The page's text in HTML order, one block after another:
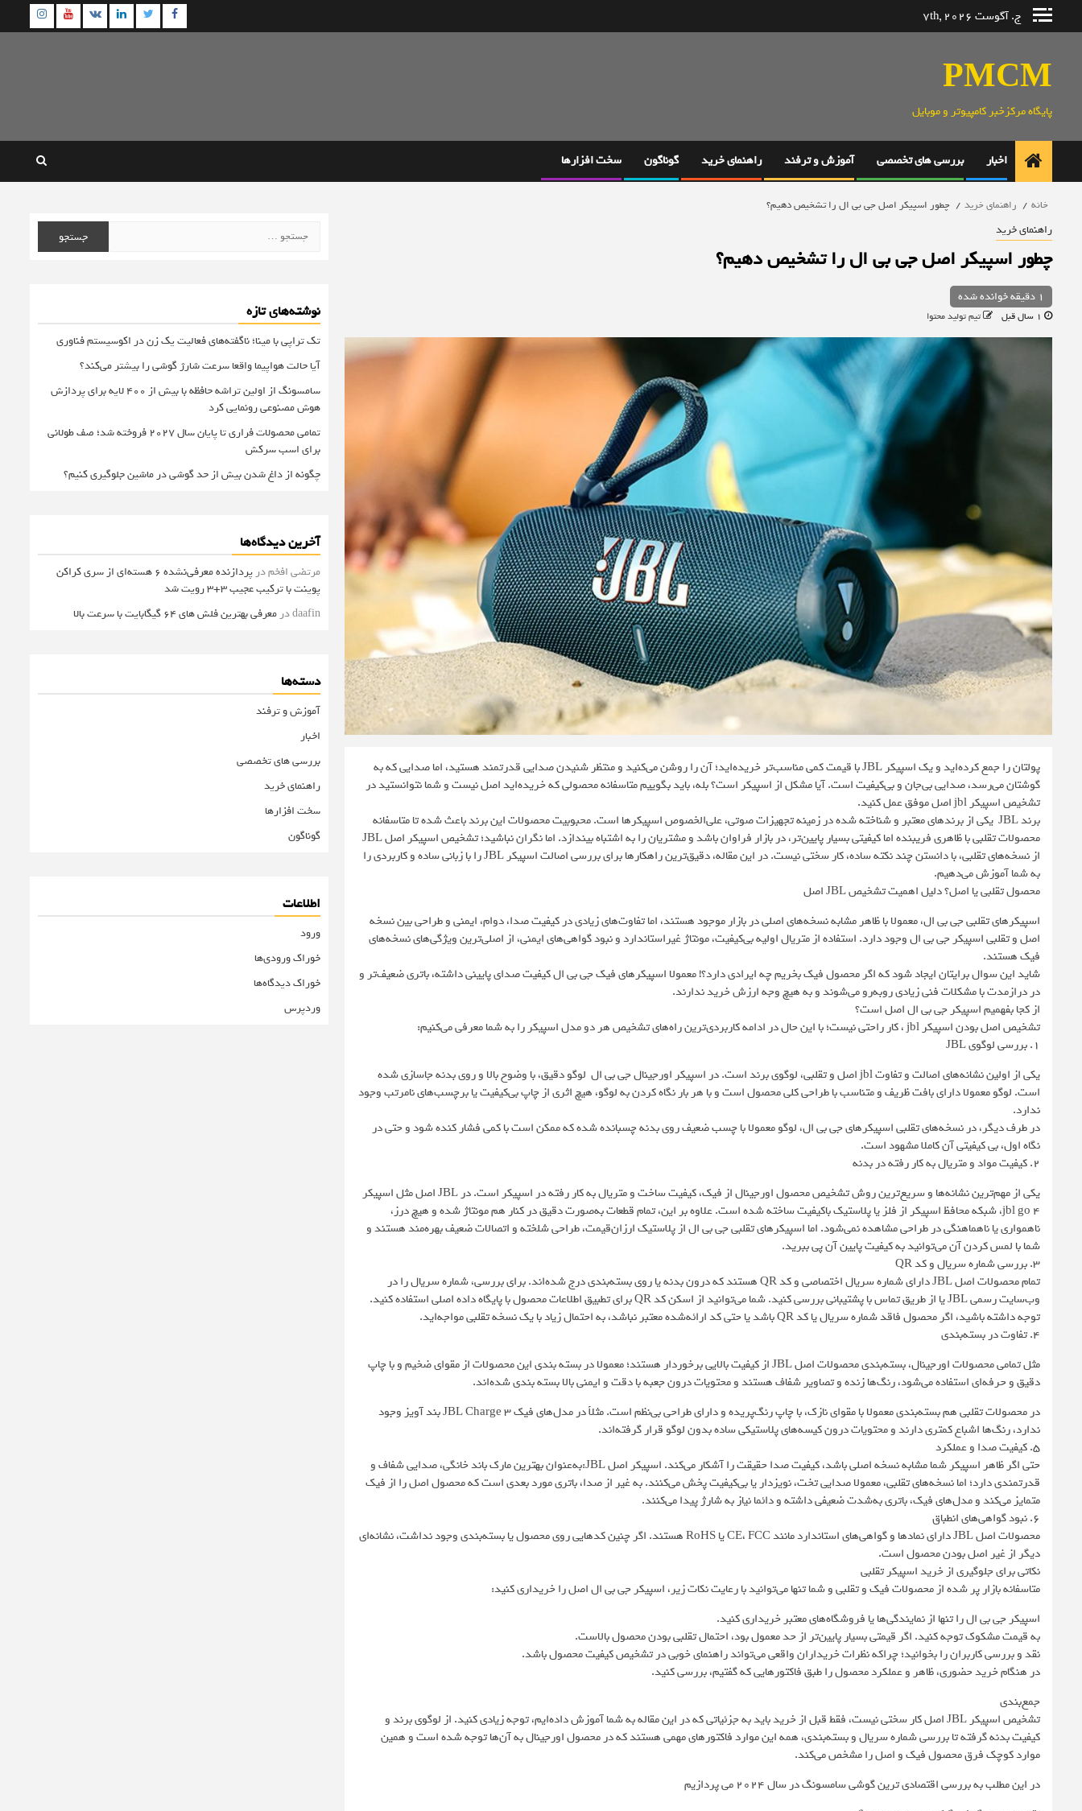
ج. آگوست 7th, 2026 Facebook
Twitter
Linkedin
VK
PMCM
پایگاه مرکزخبر کامپیوتر و موبایل
اخبار بررسی های تخصصی آموزش و ترفند راهنمای خرید گوناگون سخت افزارها
خانه راهنمای خرید چطور اسپیکر اصل جی بی ال را تشخیص دهیم؟
راهنمای خرید
چطور اسپیکر اصل جی بی ال را تشخیص دهیم؟
1 دقیقه خوانده شده
تیم تولید محتوا
پولتان را جمع کرده‌اید و یک اسپیکر JBL با قیمت کمی مناسب‌تر خریده‌اید؛ آن را روشن می‌کنید و منتظر شنیدن صدایی قدرتمند هستید، اما صدایی که به
گوشتان می‌رسد، صدایی بی‌جان و بی‌کیفیت است. آیا مشکل از اسپیکر است؟ بله، باید بگوییم متاسفانه محصولی که خریده‌اید اصل نیست و شما نتوانستید در
تشخیص اسپیکر jbl اصل موفق عمل کنید.
برند JBL یکی از برندهای معتبر و شناخته شده در زمینه تجهیزات صوتی، علی‌الخصوص اسپیکرها است. محبوبیت محصولات این برند باعث شده تا متاسفانه
محصولات تقلبی با ظاهری فریبنده اما کیفیتی بسیار پایین‌تر، در بازار فراوان باشد و مشتریان را به اشتباه بیندازد. اما نگران نباشید؛ تشخیص اسپیکر اصل JBL
از نسخه‌های تقلبی، با دانستن چند نکته ساده، کار سختی نیست. در این مقاله، دقیق‌ترین راهکارها برای بررسی اصالت اسپیکر JBL را با زبانی ساده و کاربردی را
به شما آموزش می‌دهیم.
محصول تقلبی یا اصل؟ دلیل اهمیت تشخیص JBL اصل
اسپیکرهای تقلبی جی بی ال، معمولا با ظاهر مشابه نسخه‌های اصلی در بازار موجود هستند، اما تفاوت‌های زیادی در کیفیت صدا، دوام، ایمنی و طراحی بین نسخه
اصل و تقلبی اسپیکر جی بی ال وجود دارد. استفاده از متریال اولیه بی‌کیفیت، مونتاژ غیراستاندارد و نبود گواهی‌های ایمنی، از اصلی‌ترین ویژگی‌های نسخه‌های
فیک هستند.
شاید این سوال برایتان ایجاد شود که اگر محصول فیک بخریم چه ایرادی دارد؟! معمولا اسپیکرهای فیک جی بی ال کیفیت صدای پایینی داشته، باتری ضعیف‌تر و
در درازمدت با مشکلات فنی زیادی روبه‌رو می‌شوند و به هیچ وجه ارزش خرید ندارند.
از کجا بفهمیم اسپیکر جی بی ال اصل است؟
تشخیص اصل بودن اسپیکر jbl ، کار راحتی نیست؛ با این حال در ادامه کاربردی‌ترین راه‌های تشخیص هر دو مدل اسپیکر را به شما معرفی می‌کنیم:
۱. بررسی لوگوی JBL
یکی از اولین نشانه‌های اصالت و تفاوت jbl اصل و تقلبی، لوگوی برند است. در اسپیکر اورجینال جی بی ال لوگو دقیق، با وضوح بالا و روی بدنه جاسازی شده
است. لوگو معمولا دارای بافت ظریف و متناسب با طراحی کلی محصول است و با هر بار نگاه کردن به لوگو، هیچ اثری از چاپ بی‌کیفیت یا برچسب‌های نامرتب وجود
ندارد.
در طرف دیگر، در نسخه‌های تقلبی اسپیکرهای جی بی ال، لوگو معمولا با چسب ضعیف روی بدنه چسبانده شده که ممکن است با کمی فشار کنده شود و حتی در
نگاه اول، بی کیفیتی آن کاملا مشهود است.
۲. کیفیت مواد و متریال به کار رفته در بدنه
یکی از مهم‌ترین نشانه‌ها و سریع‌ترین روش تشخیص محصول اورجینال از فیک، کیفیت ساخت و متریال به کار رفته در اسپیکر است. در JBL اصل مثل اسپیکر
jbl go 4، شبکه محافظ اسپیکر از فلز یا پلاستیک باکیفیت ساخته شده است. علاوه بر این، تمام قطعات به‌صورت دقیق در کنار هم مونتاژ شده‌ و هیچ درز،
ناهمواری یا ناهماهنگی در طراحی مشاهده نمی‌شود. اما اسپیکرهای تقلبی جی بی ال از پلاستیک ارزان‌قیمت، طراحی شلخته و اتصالات ضعیف بهره‌مند هستند و
شما با لمس کردن آن می‌توانید به کیفیت پایین آن پی ببرید.
۳. بررسی شماره سریال و کد QR
تمام محصولات اصل JBL دارای شماره سریال اختصاصی و کد QR هستند که درون بدنه یا روی بسته‌بندی درج شده‌اند. برای بررسی، شماره سریال را در
وب‌سایت رسمی JBL یا از طریق تماس با پشتیبانی بررسی کنید. شما می‌توانید از اسکن کد QR برای تطبیق اطلاعات محصول با پایگاه داده اصلی استفاده کنید.
توجه داشته باشید، اگر محصول فاقد شماره سریال یا کد QR باشد یا حتی کد ارائه‌شده معتبر نباشد، به احتمال زیاد با یک نسخه تقلبی مواجه‌اید.
4. تفاوت در بسته‌بندی
مثل تمامی محصولات اورجینال، بسته‌بندی محصولات اصل JBL از کیفیت بالایی برخوردار هستند؛ معمولا در بسته بندی این محصولات از مقوای ضخیم و با چاپ
دقیق و حرفه‌ای استفاده می‌شود، رنگ‌ها زنده و تصاویر شفاف هستند و محتویات درون جعبه با دقت و ایمنی بالا بسته بندی شده‌اند.
در محصولات تقلبی هم بسته‌بندی معمولا با مقوای نازک، با چاپ رنگ‌پریده و دارای طراحی بی‌نظم است. مثلاً در مدل‌های فیک JBL Charge 3 بند آویز وجود
ندارد، رنگ‌ها اشباع کمتری دارند و محتویات درون کیسه‌های پلاستیکی ساده بدون لوگو قرار گرفته‌اند.
5. کیفیت صدا و عملکرد
حتی اگر ظاهر اسپیکر شما مشابه نسخه اصلی باشد، کیفیت صدا حقیقت را آشکار می‌کند. اسپیکر اصل JBL:به‌عنوان بهترین مارک باند خانگی، صدایی شفاف و
قدرتمندی دارد؛ اما نسخه‌های تقلبی، معمولا صدایی تخت، نویزدار یا بی‌کیفیت پخش می‌کنند. به غیر از صدا، باتری مورد بعدی است که محصول اصل را از فیک
متمایز می‌کند و مدل‌های فیک، باتری به‌شدت ضعیفی داشته و دائما نیاز به شارژ پیدا می‌کنند.
6. نبود گواهی‌های انطباق
محصولات اصل JBL دارای نمادها و گواهی‌های استاندارد مانند CE، FCC یا RoHS هستند. اگر چنین کدهایی روی محصول یا بسته‌بندی وجود نداشت، نشانه‌ای
دیگر از غیر اصل بودن محصول است.
نکاتی برای جلوگیری از خرید اسپیکر تقلبی
متاسفانه بازار پر شده از محصولات فیک و تقلبی و شما تنها می‌توانید با رعایت نکات زیر، اسپیکر جی بی ال اصل را خریداری کنید:
اسپیکر جی بی ال را تنها از نمایندگی‌ها یا فروشگاه‌های معتبر خریداری کنید.
به قیمت مشکوک توجه کنید. اگر قیمتی بسیار پایین‌تر از حد معمول بود، احتمال تقلبی بودن محصول بالاست.
نقد و بررسی کاربران را بخوانید؛ چراکه نظرات خریداران واقعی می‌تواند راهنمای خوبی در تشخیص کیفیت محصول باشد.
در هنگام خرید حضوری، ظاهر و عملکرد محصول را طبق فاکتورهایی که گفتیم، بررسی کنید.
جمع‌بندی
تشخیص اسپیکر JBL اصل کار سختی نیست، فقط قبل از خرید باید به جزئیاتی که در این مقاله به شما آموزش داده‌ایم، توجه زیادی کنید. از لوگوی برند و
کیفیت بدنه گرفته تا بررسی شماره سریال و بسته‌بندی، همه این موارد فاکتورهای مهمی هستند که در محصول اورجینال به آن‌ها توجه شده است و همین
موارد کوچک فرق محصول فیک و اصل را مشخص می‌کند.
در این مطلب به بررسی اقتصادی ترین گوشی سامسونگ در سال ۲۰۲۴ می پردازیم
برای:
نوشته‌های تازه
تک تراپی با مینا؛ ناگفته‌های فعالیت یک زن در اکوسیستم فناوری
آیا حالت هواپیما واقعا سرعت شارژ گوشی را بیشتر می‌کند؟
سامسونگ از اولین تراشه حافظه با بیش از ۴۰۰ لایه برای پردازش
هوش مصنوعی رونمایی کرد
تمامی محصولات فراری تا پایان سال ۲۰۲۷ فروخته شد؛ صف طولانی
برای اسب سرکش
چگونه از داغ شدن بیش از حد گوشی در ماشین جلوگیری کنیم؟
آخرین دیدگاه‌ها
مرتضی افخمدر
پردازنده معرفی‌نشده 6 هسته‌ای از سری کراکن
پوینت با ترکیب عجیب 3+3 رویت شد
daafinدر معرفی بهترین فلش های 64 گیگابایت با سرعت بالا
دسته‌ها
آموزش و ترفند
اخبار
بررسی های تخصصی
راهنمای خرید
سخت افزارها
گوناگون
اطلاعات
ورود
خوراک ورودی‌ها
خوراک دیدگاه‌ها
وردپرس